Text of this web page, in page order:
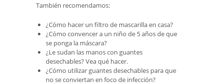
También recomendamos:
¿Cómo hacer un filtro de mascarilla en casa?
¿Cómo convencer a un niño de 5 años de que
se ponga la máscara?
¿Le sudan las manos con guantes
desechables? Vea qué hacer.
¿Cómo utilizar guantes desechables para que
no se conviertan en foco de infección?